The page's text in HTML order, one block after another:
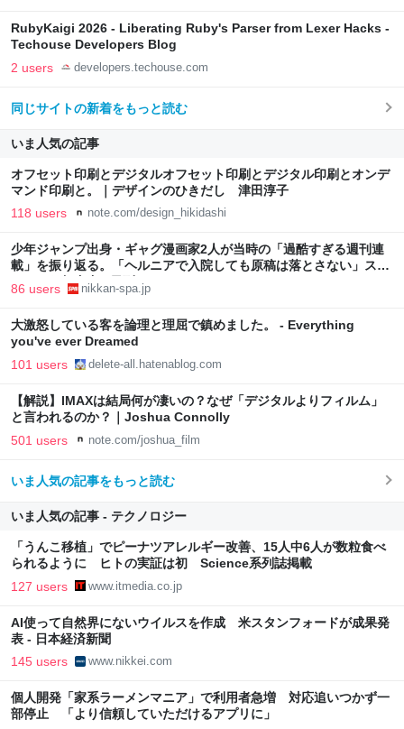
RubyKaigi 2026 - Liberating Ruby's Parser from Lexer Hacks -
Techouse Developers Blog
2 users developers.techouse.com
同じサイトの新着をもっと読む
いま人気の記事
オフセット印刷とデジタルオフセット印刷とデジタル印刷とオンデ
マンド印刷と。｜デザインのひきだし 津田淳子
118 users note.com/design_hikidashi
少年ジャンプ出身・ギャグ漫画家2人が当時の「過酷すぎる週刊連
載」を振り返る。「ヘルニアで入院しても原稿は落とさない」スト
イックな舞台裏 | 日刊SPA!
86 users nikkan-spa.jp
大激怒している客を論理と理屈で鎮めました。 - Everything
you've ever Dreamed
101 users delete-all.hatenablog.com
【解説】IMAXは結局何が凄いの？なぜ「デジタルよりフィルム」
と言われるのか？｜Joshua Connolly
501 users note.com/joshua_film
いま人気の記事をもっと読む
いま人気の記事 - テクノロジー
「うんこ移植」でピーナツアレルギー改善、15人中6人が数粒食べ
られるように ヒトの実証は初 Science系列誌掲載
127 users www.itmedia.co.jp
AI使って自然界にないウイルスを作成 米スタンフォードが成果発
表 - 日本経済新聞
145 users www.nikkei.com
個人開発「家系ラーメンマニア」で利用者急増 対応追いつかず一
部停止 「より信頼していただけるアプリに」